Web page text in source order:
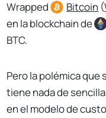
Wrapped Bitcoin (
en la blockchain de
BTC.
Pero la polémica que
tiene nada de
en el modelo de